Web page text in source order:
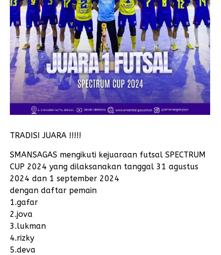
TRADISI JUARA !!!!!
SMANSAGAS mengikuti kejuaraan futsal SPECTRUM
CUP 2024 yang dilaksanakan tanggal 31 agustus
2024 dan 1 september 2024
dengan daftar pemain
1.gafar
2.jova
3.lukman
4.rizky
5.deva